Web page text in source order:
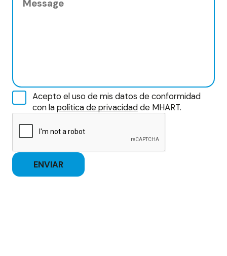
Acepto el uso de mis datos de conformidad
con lapolítica de privacidadde MHART.
ENVIAR